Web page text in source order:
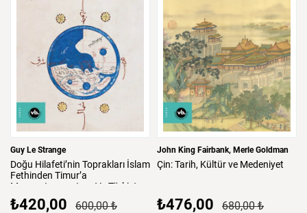
Guy Le Strange
Doğu Hilafeti’nin Toprakları İslam
Fethinden Timur’a
Mezopotamya,
Iran Ve Türkistan
₺420,00 600,00 ₺
John King Fairbank Merle Goldman
Çin:Tarih, Kültürve Medeniyet
₺476,00 680,00 ₺